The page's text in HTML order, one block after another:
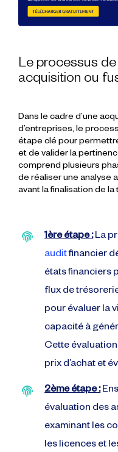
Le processus
acquisition ou
Dans le cadre d’une
d’entreprises, le
étape clé pour
et de valider la
comprend plusieurs
de réaliser une analyse
avant la finalisation de la
1ère étape :La
auditfinancier
états financiers
flux de
pour évaluer la
capacité à
Cette
prix d’achat et
2ème étape :
évaluation des
examinant les
les licences et